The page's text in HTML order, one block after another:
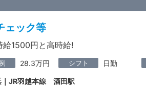
ェック等
1500円と高時給!
28.3万円 シフト 日勤
｜JR羽越本線 酒田駅